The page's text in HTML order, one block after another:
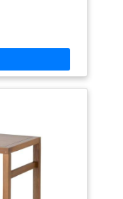
et fournitures
idéale pour
à vos besoins
du meuble
une ventilation
ainsi une
sans
SÉCURITÉ
de bain sur pied
à fixer